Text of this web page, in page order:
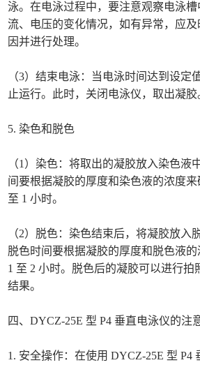
泳。在电泳过程中，要注意观察电泳
流、电压的变化情况，如有异常，应
因并进行处理。
（3）结束电泳：当电泳时间达到设定
止运行。此时，关闭电泳仪，取出凝胶
5. 染色和脱色
（1）染色：将取出的凝胶放入染色液
间要根据凝胶的厚度和染色液的浓度
至 1 小时。
（2）脱色：染色结束后，将凝胶放入
脱色时间要根据凝胶的厚度和脱色液
1 至 2 小时。脱色后的凝胶可以进行拍
结果。
四、DYCZ-25E 型 P4 垂直电泳仪的注
1. 安全操作：在使用 DYCZ-25E 型 P4